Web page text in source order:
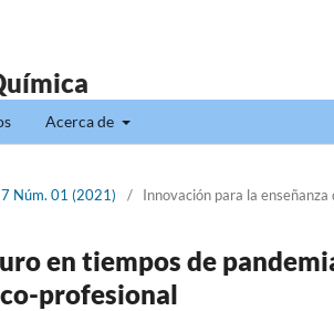
Acerca de
Núm. 01 (2021) / Innovación para la enseñanza
en tiempos de
profesional